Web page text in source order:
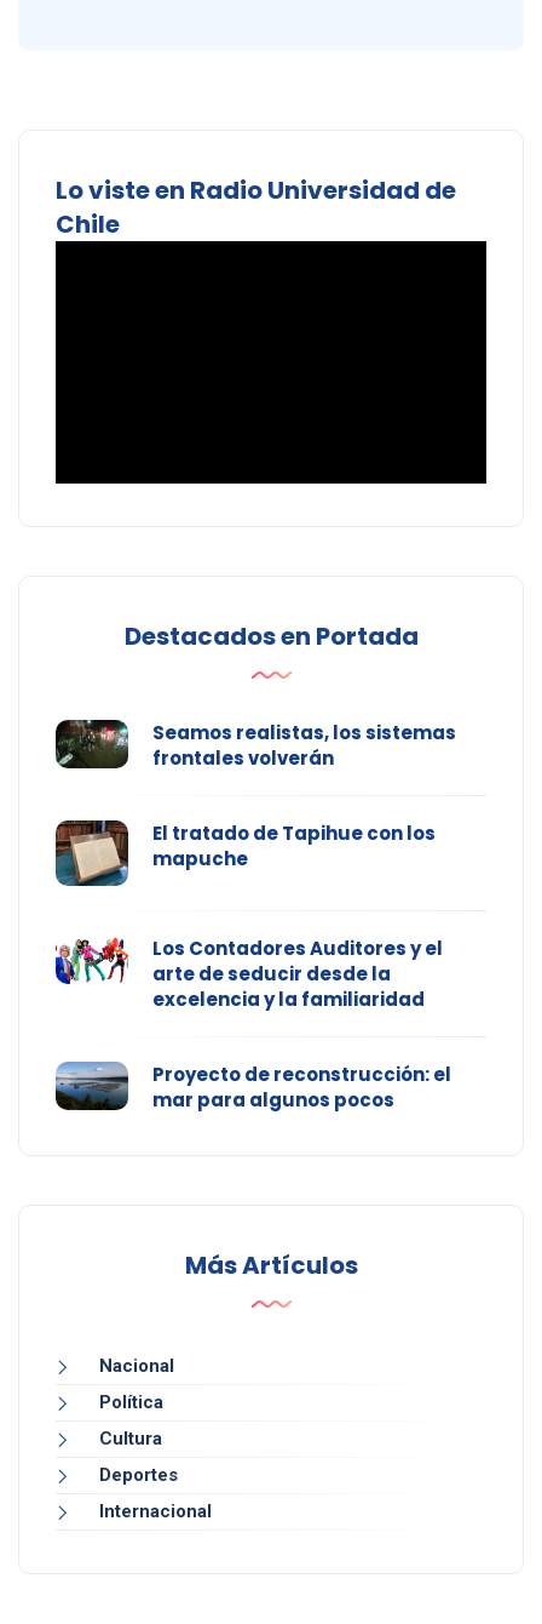
Lo viste en Radio Universidad de
Chile
Destacados en Portada
Seamos realistas, los sistemas
frontales volverán
El tratado de Tapihue con los
mapuche
Los Contadores Auditores y el
arte de seducir desde la
excelencia y la familiaridad
Proyecto de reconstrucción: el
mar para algunos pocos
Más Artículos
Nacional
Política
Cultura
Deportes
Internacional